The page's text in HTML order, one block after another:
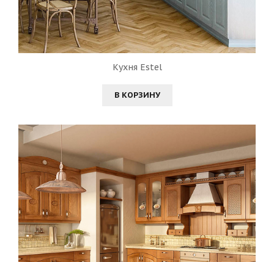
Кухня Estel
В КОРЗИНУ